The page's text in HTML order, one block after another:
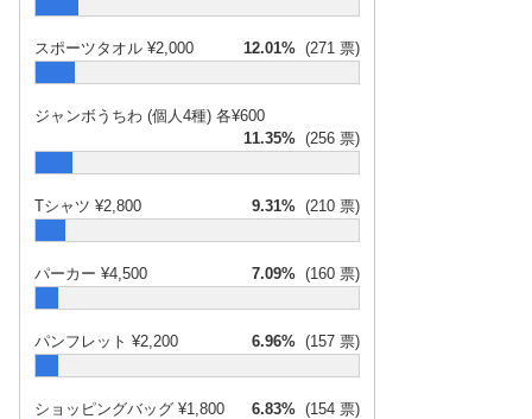
スポーツタオル ¥2,000 12.01% (271 票)
ジャンボうちわ (個人4種) 各¥600
11.35% (256 票)
Tシャツ ¥2,800 9.31% (210 票)
パーカー ¥4,500 7.09% (160 票)
パンフレット ¥2,200 6.96% (157 票)
ショッピングバッグ ¥1,800 6.83% (154 票)